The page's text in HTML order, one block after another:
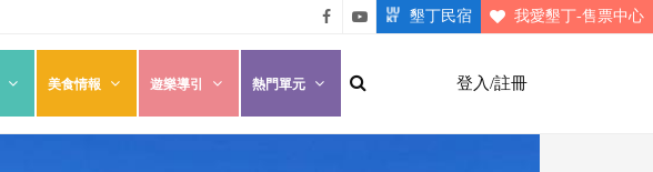
悠遊
墾丁
粉絲
墾丁
墾丁民宿 我愛墾丁-售票中心
登入/註冊
美食情報 遊樂導引 熱門單元